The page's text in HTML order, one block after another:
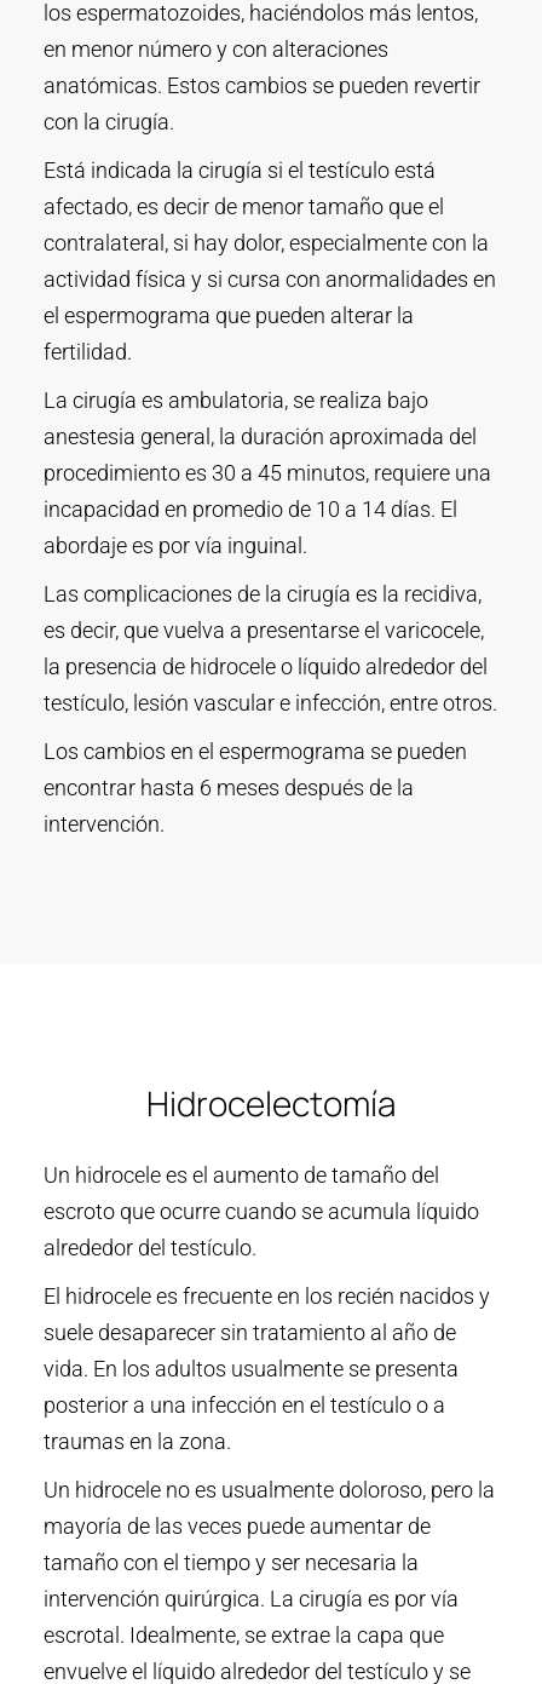
los espermatozoides, haciéndolos más lentos,
en menor número y con alteraciones
anatómicas. Estos cambios se pueden revertir
con la cirugía.
Está indicada la cirugía si el testículo está
afectado, es decir de menor tamaño que el
contralateral, si hay dolor, especialmente con la
actividad física y si cursa con anormalidades en
el espermograma que pueden alterar la
fertilidad.
La cirugía es ambulatoria, se realiza bajo
anestesia general, la duración aproximada del
procedimiento es 30 a 45 minutos, requiere una
incapacidad en promedio de 10 a 14 días. El
abordaje es por vía inguinal.
Las complicaciones de la cirugía es la recidiva,
es decir, que vuelva a presentarse el varicocele,
la presencia de hidrocele o líquido alrededor del
testículo, lesión vascular e infección, entre otros.
Los cambios en el espermograma se pueden
encontrar hasta 6 meses después de la
intervención.
Hidrocelectomía
Un hidrocele es el aumento de tamaño del
escroto que ocurre cuando se acumula líquido
alrededor del testículo.
El hidrocele es frecuente en los recién nacidos y
suele desaparecer sin tratamiento al año de
vida. En los adultos usualmente se presenta
posterior a una infección en el testículo o a
traumas en la zona.
Un hidrocele no es usualmente doloroso, pero la
mayoría de las veces puede aumentar de
tamaño con el tiempo y ser necesaria la
intervención quirúrgica. La cirugía es por vía
escrotal. Idealmente, se extrae la capa que
envuelve el líquido alrededor del testículo y se